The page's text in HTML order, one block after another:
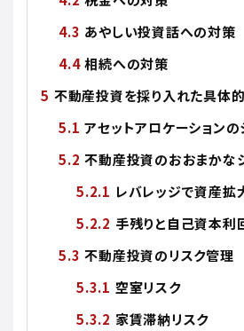
あやしい投資話への対策
相続への対策
不動産投資を採り入れた具体
アセットアロケーションの
不動産投資のおおまかな
レバレッジで資産拡
手残りと自己資本利
不動産投資のリスク管理
空室リスク
家賃滞納リスク